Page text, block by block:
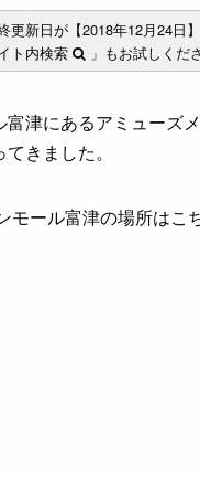
更新日が【2018年12月24日
ト内検索
」もお試しくだ
富津にあるアミューズ
きました。
ール富津の場所はこ